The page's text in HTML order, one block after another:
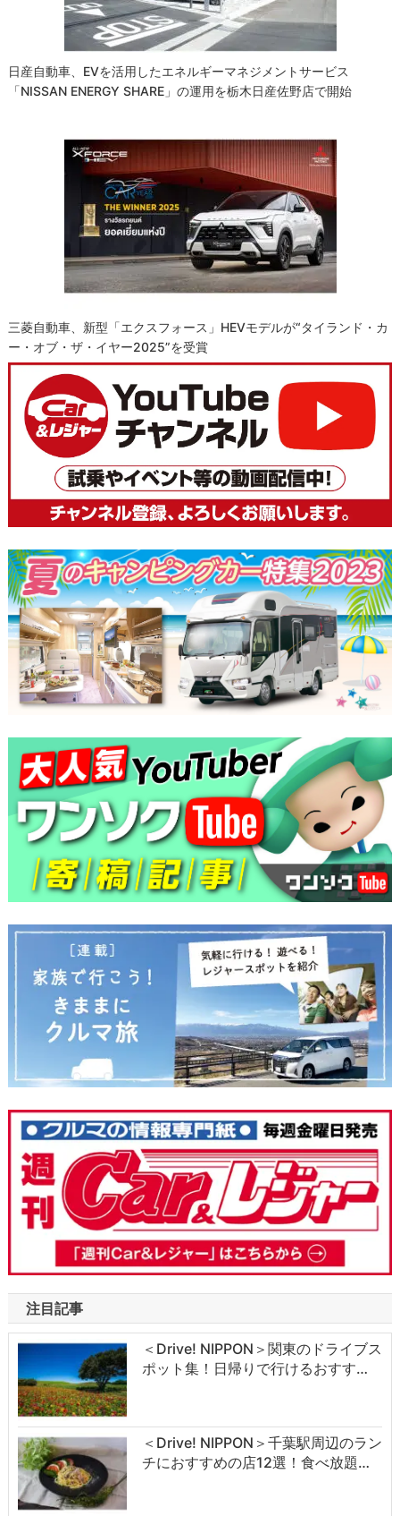
日産自動車、EVを活用したエネルギーマネジメントサービス
「NISSAN ENERGY SHARE」の運用を栃木日産佐野店で開始
三菱自動車、新型「エクスフォース」HEVモデルが“タイランド・カ
ー・オブ・ザ・イヤー2025”を受賞
注目記事
＜Drive! NIPPON＞関東のドライブス
ポット集！日帰りで行けるおすす…
＜Drive! NIPPON＞千葉駅周辺のラン
チにおすすめの店12選！食べ放題…